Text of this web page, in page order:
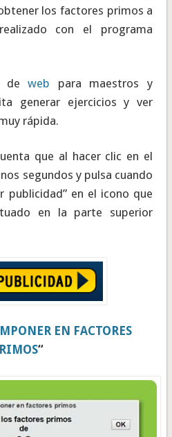
los factores primos a
con el programa
deweb para maestros y
generar ejercicios y ver
rápida.
que al hacer clic en el
segundos y pulsa cuando
publicidad” en el icono que
en la parte superior
EN FACTORES
“